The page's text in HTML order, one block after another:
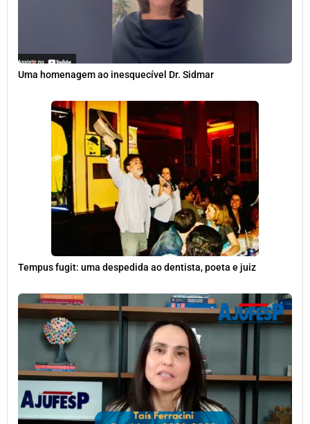
Uma homenagem ao inesquecível Dr. Sidmar
Tempus fugit: uma despedida ao dentista, poeta e juiz